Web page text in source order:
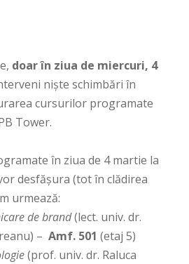
doar în ziua de miercuri, 4
niște schimbări în
cursurilor programate
Tower.
în ziua de 4 martie la
desfășura (tot în clădirea
urmează:
de brand(lect. univ. dr.
– Amf. 501 (etaj 5)
(prof. univ. dr. Raluca